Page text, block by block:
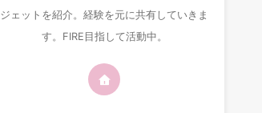
ジェットを紹介。経験を元に共有していきま
す。FIRE目指して活動中。